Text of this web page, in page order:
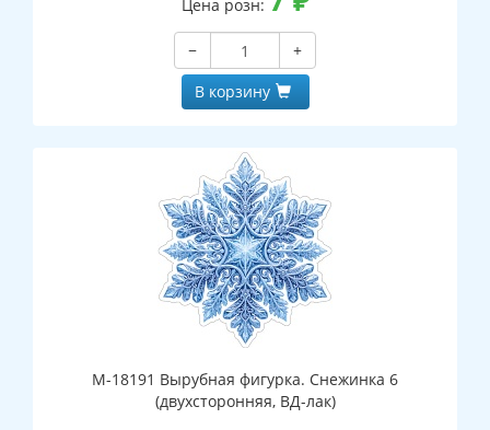
Цена розн:
−
+
В корзину
М-18191 Вырубная фигурка. Снежинка 6
(двухсторонняя, ВД-лак)